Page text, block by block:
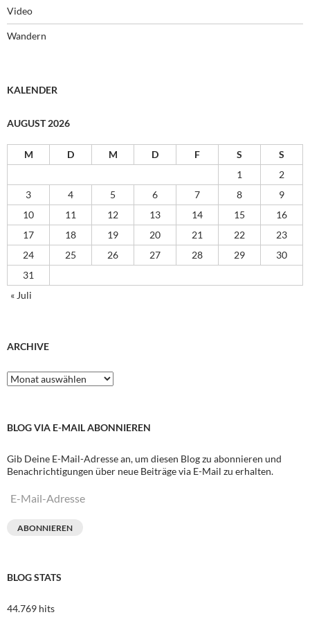
Video
Wandern
KALENDER
AUGUST 2026
M D M D F S
S
1
2
3
4 5 6 7 8
9
10
11 12 13 14 15
16
17
18 19 20 21 22
23
24
25 26 27 28 29
30
31
« Juli
ARCHIVE
Archive
BLOG VIA E-MAIL ABONNIEREN
Gib Deine E-Mail-Adresse an, um diesen Blog zu abonnieren und
Benachrichtigungen über neue Beiträge via E-Mail zu erhalten.
E-
ABONNIEREN
BLOG STATS
44.769 hits